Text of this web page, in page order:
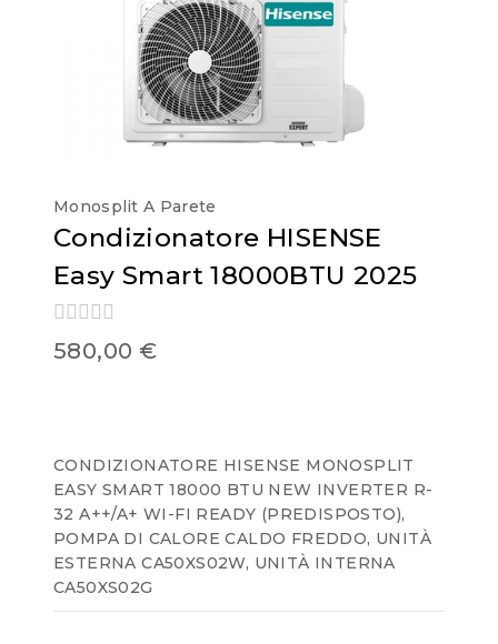
Monosplit A Parete
Condizionatore HISENSE
Easy Smart 18000BTU 2025
0
out
580,00 €
CONDIZIONATORE HISENSE MONOSPLIT
EASY SMART 18000 BTU NEW INVERTER R-
32 A++/A+ WI-FI READY (PREDISPOSTO),
POMPA DI CALORE CALDO FREDDO, UNITÀ
ESTERNA CA50XS02W, UNITÀ INTERNA
CA50XS02G